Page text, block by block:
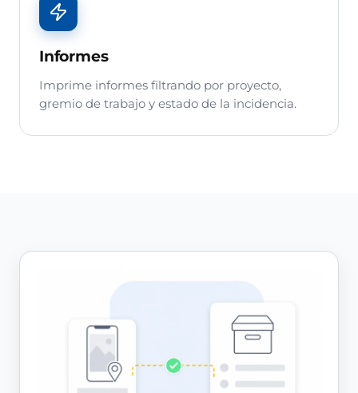
Informes
Imprime informes filtrando por proyecto,
gremio de trabajo y estado de la incidencia.